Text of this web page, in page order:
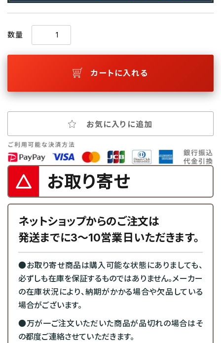
数量
カートに入れる
お気に入りに追加
お取り寄せ
ネットショップからのご注文は
発送までに3～10営業日いただきます。
●お取り寄せ商品は購入可能な状態にありましても、
必ずしも在庫を保証するものではありません。メーカー
の在庫状況により、納期がかかる場合や欠品している
場合がございます。
●万が一ご注文いただいた商品が品切れの場合はそ
の都度ご連絡させていただきます。